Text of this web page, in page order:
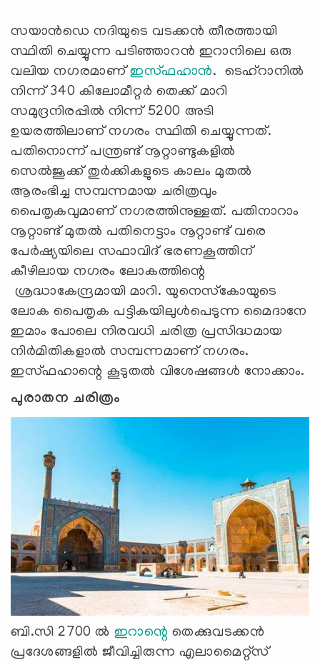
സയാന്‍ഡെ നദിയുടെ വടക്കന്‍ തീരത്തായി
സ്ഥിതി ചെയ്യുന്ന പടിഞ്ഞാറന്‍ ഇറാനിലെ ഒരു
വലിയ നഗരമാണ്ഇസ്ഫഹാന്‍. ടെഹ്റാനില്‍
നിന്ന് 340 കിലോമീറ്റര്‍ തെക്ക് മാറി
സമുദ്രനിരപ്പില്‍ നിന്ന് 5200 അടി
ഉയരത്തിലാണ് നഗരം സ്ഥിതി ചെയ്യുന്നത്.
പതിനൊന്ന് പന്ത്രണ്ട് നൂറ്റാണ്ടുകളില്‍
സെല്‍ജൂക്ക് തുര്‍ക്കികളുടെ കാലം മുതല്‍
ആരംഭിച്ച സമ്പന്നമായ ചരിത്രവും
പൈതൃകവുമാണ് നഗരത്തിനുള്ളത്. പതിനാറാം
നൂറ്റാണ്ട് മുതല്‍ പതിനെട്ടാം നൂറ്റാണ്ട് വരെ
പേര്‍ഷ്യയിലെ സഫാവിദ് ഭരണകൂത്തിന്
കീഴിലായ നഗരം ലോകത്തിന്റെ
ശ്രദ്ധാകേന്ദ്രമായി മാറി. യുനെസ്‌കോയുടെ
ലോക പൈതൃക പട്ടികയിലുള്‍പെടുന്ന മൈദാനേ
ഇമാം പോലെ നിരവധി ചരിത്ര പ്രസിദ്ധമായ
നിര്‍മിതികളാല്‍ സമ്പന്നമാണ് നഗരം.
ഇസ്ഫഹാന്റെ കൂടുതല്‍ വിശേഷങ്ങള്‍ നോക്കാം.
പുരാതന ചരിത്രം
ബി.സി 2700 ല്‍ ഇറാന്റെ തെക്കുവടക്കന്‍
പ്രദേശങ്ങളില്‍ ജീവിച്ചിരുന്ന എലാമൈറ്റ്‌സ്